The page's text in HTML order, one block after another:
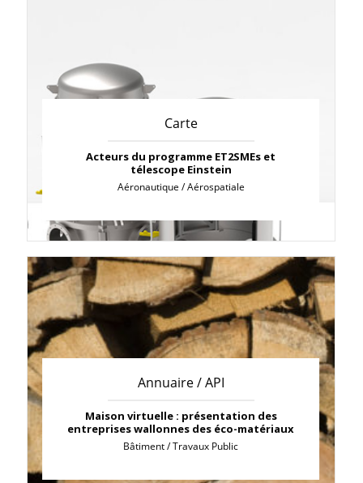
Carte
Acteurs du programme ET2SMEs et
télescope Einstein
Aéronautique / Aérospatiale
Annuaire / API
Maison virtuelle : présentation des
entreprises wallonnes des éco-matériaux
Bâtiment / Travaux Public